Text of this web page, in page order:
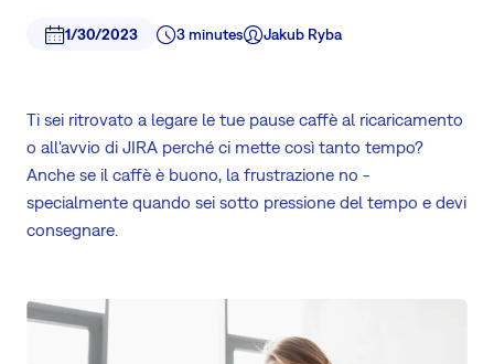
1/30/2023 3 minutes Jakub Ryba
Ti sei ritrovato a legare le tue pause caffè al ricaricamento
o all'avvio di JIRA perché ci mette così tanto tempo?
Anche se il caffè è buono, la frustrazione no -
specialmente quando sei sotto pressione del tempo e devi
consegnare.